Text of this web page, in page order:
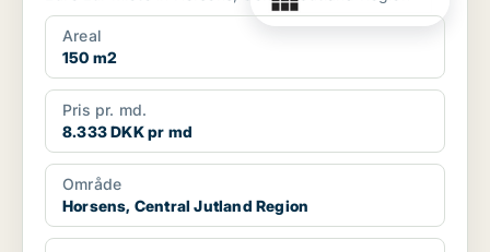
Areal
150 m2
Pris pr. md.
8.333 DKK pr md
Område
Horsens, Central Jutland Region